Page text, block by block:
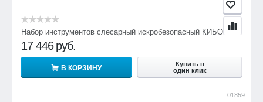
Набор инструментов слесарный искробезопасный КИБО-18
17 446 руб.
В КОРЗИНУ
Купить в
один клик
01859